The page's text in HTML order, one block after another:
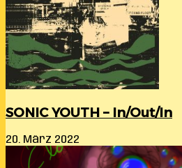
SONIC YOUTH – In/Out/In
20. März 2022